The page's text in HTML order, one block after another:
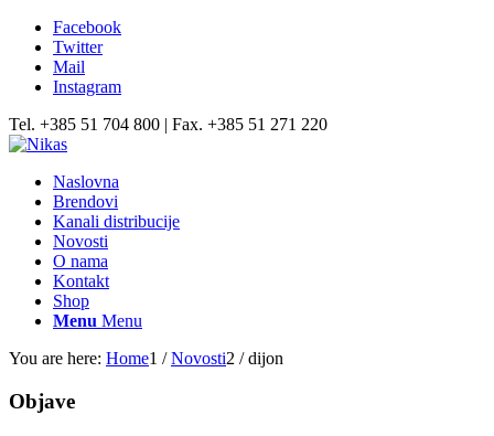
Facebook
Twitter
Mail
Instagram
Tel. +385 51 704 800 | Fax. +385 51 271 220
Naslovna
Brendovi
Kanali distribucije
Novosti
O nama
Kontakt
Shop
Menu Menu
You are here: Home1 / Novosti2 / dijon
Objave